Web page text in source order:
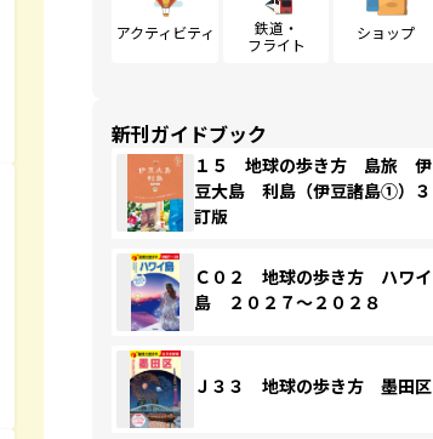
アクティビティ
鉄道・
フライト
ショップ
新刊ガイドブック
１５ 地球の歩き方 島旅 伊
豆大島 利島（伊豆諸島①）３
訂版
Ｃ０２ 地球の歩き方 ハワイ
島 ２０２７～２０２８
Ｊ３３ 地球の歩き方 墨田区